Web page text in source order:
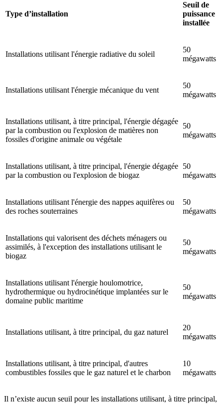
Type d’installation
Seuil de
puissance
installée
Installations utilisant l'énergie radiative du soleil
50
mégawatts
Installations utilisant l'énergie mécanique du vent
50
mégawatts
Installations utilisant, à titre principal, l'énergie dégagée
par la combustion ou l'explosion de matières non
fossiles d'origine animale ou végétale
50
mégawatts
Installations utilisant, à titre principal, l'énergie dégagée
par la combustion ou l'explosion de biogaz
50
mégawatts
Installations utilisant l'énergie des nappes aquifères ou
des roches souterraines
50
mégawatts
Installations qui valorisent des déchets ménagers ou
assimilés, à l'exception des installations utilisant le
biogaz
50
mégawatts
Installations utilisant l'énergie houlomotrice,
hydrothermique ou hydrocinétique implantées sur le
domaine public maritime
50
mégawatts
Installations utilisant, à titre principal, du gaz naturel
20
mégawatts
Installations utilisant, à titre principal, d'autres
combustibles fossiles que le gaz naturel et le charbon
10
mégawatts
Il n’existe aucun seuil pour les installations utilisant, à titre principal,